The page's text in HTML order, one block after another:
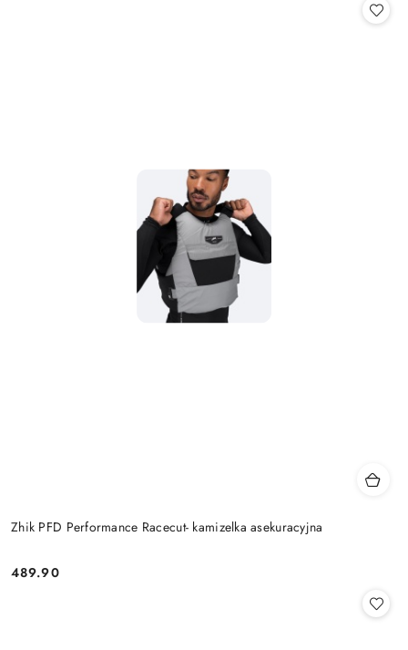
Zhik PFD Performance Racecut- kamizelka asekuracyjna
Cena:
489.90